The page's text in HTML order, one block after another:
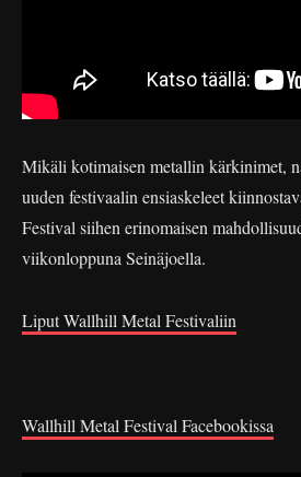
Mikäli kotimaisen metallin kärkinimet,
uuden festivaalin ensiaskeleet
Festival siihen erinomaisen
viikonloppuna Seinäjoella.
Liput Wallhill Metal Festivaliin
Wallhill Metal Festival Facebookissa